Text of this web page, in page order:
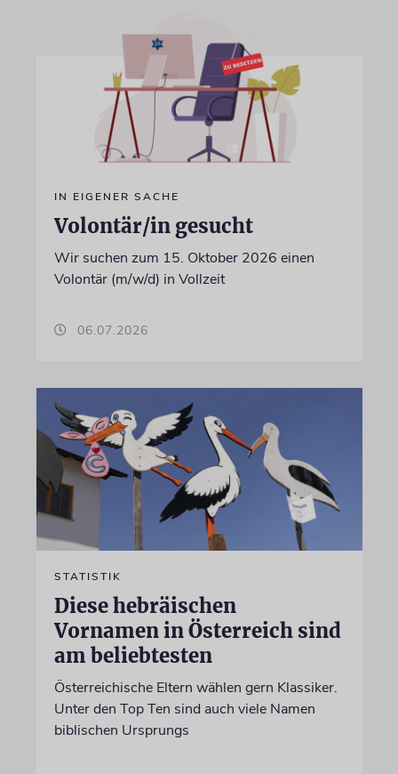
IN EIGENER SACHE
Volontär/in gesucht
Wir suchen zum 15. Oktober 2026 einen
Volontär (m/w/d) in Vollzeit
06.07.2026
STATISTIK
Diese hebräischen
Vornamen in Österreich sind
am beliebtesten
Österreichische Eltern wählen gern Klassiker.
Unter den Top Ten sind auch viele Namen
biblischen Ursprungs